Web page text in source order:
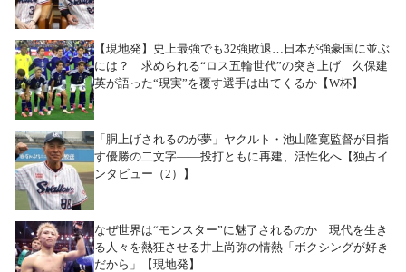
【現地発】史上最強でも32強敗退…日本が強豪国に並ぶ
には？ 求められる“ロス五輪世代”の突き上げ 久保建
英が語った“現実”を覆す選手は出てくるか【W杯】
「胴上げされるのが夢」ヤクルト・池山隆寛監督が目指
す優勝の二文字――投打ともに再建、活性化へ【独占イ
ンタビュー（2）】
なぜ世界は“モンスター”に魅了されるのか 現代を生き
る人々を熱狂させる井上尚弥の情熱「ボクシングが好き
だから」【現地発】